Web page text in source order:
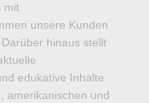
mit
unsere Kunden
hinaus stellt
edukative Inhalte
amerikanischen und